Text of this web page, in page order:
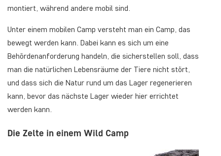
montiert, während andere mobil sind.
Unter einem mobilen Camp versteht man ein Camp, das
bewegt werden kann. Dabei kann es sich um eine
Behördenanforderung handeln, die sicherstellen soll, dass
man die natürlichen Lebensräume der Tiere nicht stört,
und dass sich die Natur rund um das Lager regenerieren
kann, bevor das nächste Lager wieder hier errichtet
werden kann.
Die Zelte in einem Wild Camp